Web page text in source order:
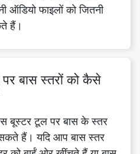
बास स्तरों को कैसे
बूस्टर टूल पर बास के स्तर
हैं। यदि आप बास स्तर
को बाईं ओर खींचते हैं या बास
ओर खींचते हैं।